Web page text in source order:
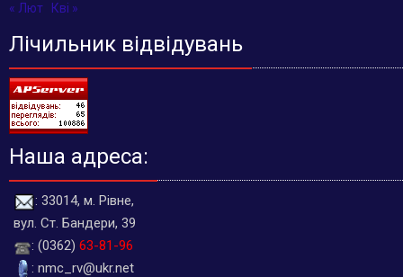
« Лют Кві »
Лічильник відвідувань
Наша адреса:
: 33014, м. Рівне,
вул. Ст. Бандери, 39
: (0362) 63-81-96
: nmc_rv@ukr.net